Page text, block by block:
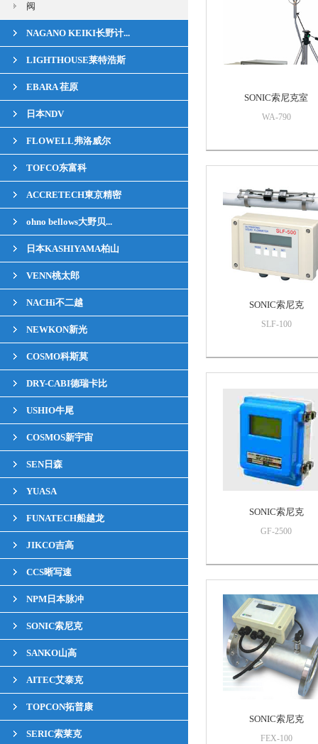
阀
NAGANO KEIKI长野计...
LIGHTHOUSE莱特浩斯
EBARA 荏原
日本NDV
FLOWELL弗洛威尔
TOFCO东富科
ACCRETECH東京精密
ohno bellows大野贝...
日本KASHIYAMA柏山
VENN桃太郎
NACHi不二越
NEWKON新光
COSMO科斯莫
DRY-CABI德瑞卡比
USHIO牛尾
COSMOS新宇宙
SEN日森
YUASA
FUNATECH船越龙
JIKCO吉高
CCS晰写速
NPM日本脉冲
SONIC索尼克
SANKO山高
AITEC艾泰克
TOPCON拓普康
SERIC索莱克
SONIC索尼克室
WA-790
SONIC索尼克
SLF-100
SONIC索尼克
GF-2500
SONIC索尼克
FEX-100